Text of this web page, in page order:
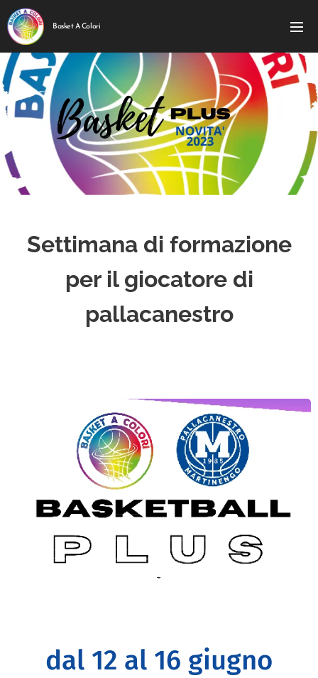
Basket A Colori
Settimana di formazione
per il giocatore di
pallacanestro
dal 12 al 16 giugno